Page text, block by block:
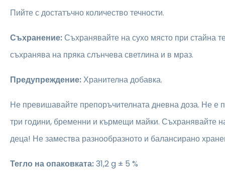
Пийте с достатъчно количество течности.
Съхранение:Съхранявайте на сухо място при стайна
съхранява на пряка слънчева светлина и в мраз.
Предупреждение:Хранителна добавка.
Не превишавайте препоръчителната дневна доза. Не е
три години, бременни и кърмещи майки. Съхранявайте
деца! Не замества разнообразното и балансирано
Тегло на опаковката:31,2 g ± 5 %